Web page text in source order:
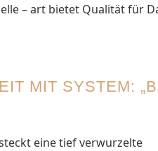
– art bietet Qualität für
MIT SYSTEM:
eine tief verwurzelte